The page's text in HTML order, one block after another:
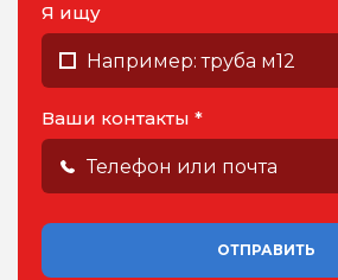
Я ищу
Ваши контакты *
ОТПРАВИТЬ